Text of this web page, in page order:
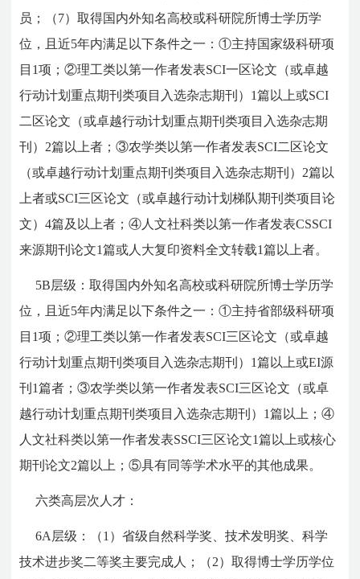
员；（7）取得国内外知名高校或科研院所博士学历学
位，且近5年内满足以下条件之一：①主持国家级科研项
目1项；②理工类以第一作者发表SCI一区论文（或卓越
行动计划重点期刊类项目入选杂志期刊）1篇以上或SCI
二区论文（或卓越行动计划重点期刊类项目入选杂志期
刊）2篇以上者；③农学类以第一作者发表SCI二区论文
（或卓越行动计划重点期刊类项目入选杂志期刊）2篇以
上者或SCI三区论文（或卓越行动计划梯队期刊类项目论
文）4篇及以上者；④人文社科类以第一作者发表CSSCI
来源期刊论文1篇或人大复印资料全文转载1篇以上者。
5B层级：取得国内外知名高校或科研院所博士学历学
位，且近5年内满足以下条件之一：①主持省部级科研项
目1项；②理工类以第一作者发表SCI三区论文（或卓越
行动计划重点期刊类项目入选杂志期刊）1篇以上或EI源
刊1篇者；③农学类以第一作者发表SCI三区论文（或卓
越行动计划重点期刊类项目入选杂志期刊）1篇以上；④
人文社科类以第一作者发表SSCI三区论文1篇以上或核心
期刊论文2篇以上；⑤具有同等学术水平的其他成果。
六类高层次人才：
6A层级：（1）省级自然科学奖、技术发明奖、科学
技术进步奖二等奖主要完成人；（2）取得博士学历学位